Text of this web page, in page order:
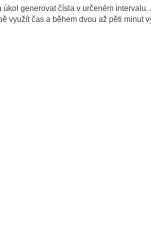
generovat čísla v určeném
využít čas a během dvou až pěti